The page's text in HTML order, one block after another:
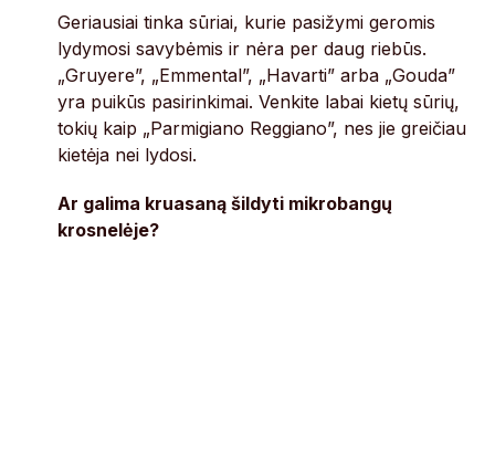
Geriausiai tinka sūriai, kurie pasižymi geromis
lydymosi savybėmis ir nėra per daug riebūs.
„Gruyere”, „Emmental”, „Havarti” arba „Gouda”
yra puikūs pasirinkimai. Venkite labai kietų sūrių,
tokių kaip „Parmigiano Reggiano”, nes jie greičiau
kietėja nei lydosi.
Ar galima kruasaną šildyti mikrobangų
krosnelėje?